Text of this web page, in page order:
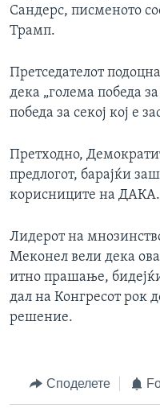
Сандерс, писменото
Трамп.
Претседателот
дека „голема победа
победа за секој кој е
Претходно,
предлогот, барајќи
корисниците на ДАКА.
Лидерот на
Меконел вели дека
итно прашање,
дал на Конгресот рок
решение.
Споделете